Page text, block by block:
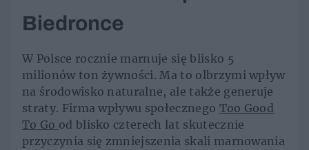
Biedronce
W Polsce rocznie marnuje się blisko 5
milionów ton żywności. Ma to olbrzymi wpływ
na środowisko naturalne, ale także generuje
straty. Firma wpływu społecznego Too Good
To Go od blisko czterech lat skutecznie
przyczynia się zmniejszenia skali marnowania